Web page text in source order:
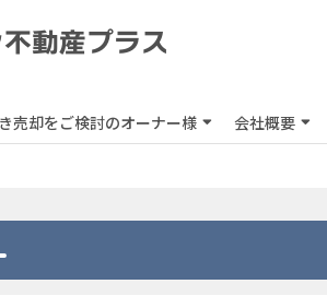
売却をご検討のオーナー様 会社概要